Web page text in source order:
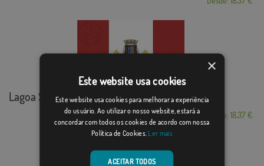
Lagoa Santa, Minas...
Desde: 18,37 €
×
Este website usa cookies
Este website usa cookies para melhorar a experiência
do usuário. Ao utilizar o nosso website, estará a
concordar com todos os cookies de acordo com nossa
Política de Cookies. Ler mais
ACEITAR TODOS